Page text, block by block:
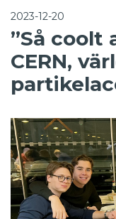
2023-12-20
”Så coolt
CERN,